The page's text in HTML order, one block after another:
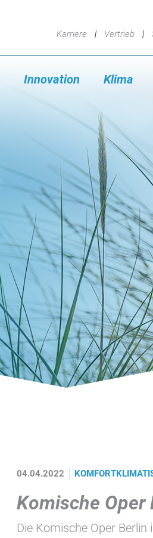
Karriere Vertrieb
Innovation Klima
04.04.2022
Komische Oper
Die Komische Oper